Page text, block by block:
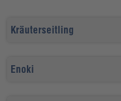
Kräuterseitling
Enoki